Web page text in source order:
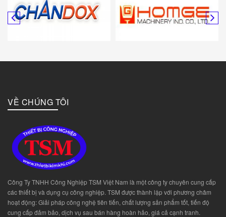
VỀ CHÚNG TÔI
Công Ty TNHH Công Nghiệp TSM Việt Nam là một công ty chuyên cung cấp
các thiết bị và dụng cụ công nghiệp. TSM được thành lập với phương châm
hoạt động: Giải pháp công nghệ tiên tiến, chất lượng sản phẩm tốt, tiến độ
cung cấp đảm bảo, dịch vụ sau bán hàng hoàn hảo, giá cả cạnh tranh.